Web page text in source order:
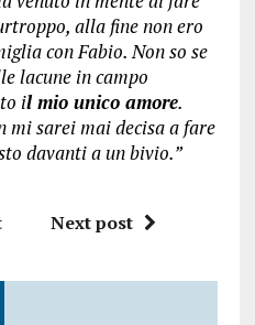
alla fine non ero
con Fabio. Non so se
lacune in campo
il mio unico amore.
mi sarei mai decisa a fare
davanti a un bivio.”
Next post